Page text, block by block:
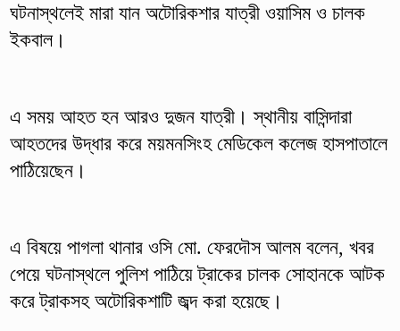
ঘটনাস্থলেই মারা যান অটোরিকশার যাত্রী ওয়াসিম ও চালক
ইকবাল।
এ সময় আহত হন আরও দুজন যাত্রী। স্থানীয় বাসিন্দারা
আহতদের উদ্ধার করে ময়মনসিংহ মেডিকেল কলেজ হাসপাতালে
পাঠিয়েছেন।
এ বিষয়ে পাগলা থানার ওসি মো. ফেরদৌস আলম বলেন, খবর
পেয়ে ঘটনাস্থলে পুলিশ পাঠিয়ে ট্রাকের চালক সোহানকে আটক
করে ট্রাকসহ অটোরিকশাটি জব্দ করা হয়েছে।